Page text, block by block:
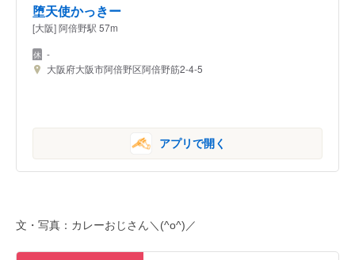
堕天使かっきー
[大阪] 阿倍野駅 57m
-
大阪府大阪市阿倍野区阿倍野筋2-4-5
アプリで開く
文・写真：カレーおじさん＼(^o^)／